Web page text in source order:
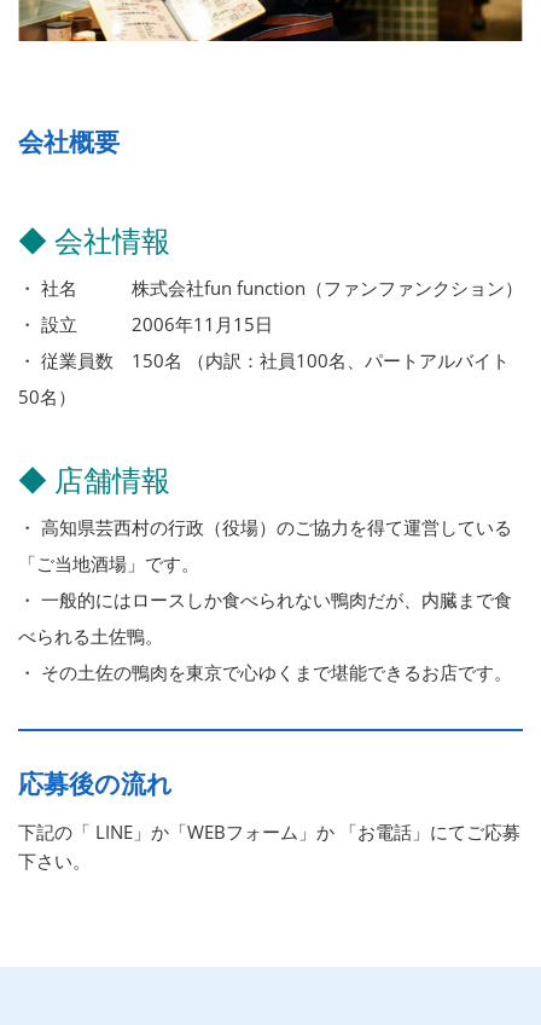
会社概要
◆ 会社情報
・ 社名 株式会社fun function（ファンファンクション）
・ 設立 2006年11月15日
・ 従業員数 150名 （内訳：社員100名、パートアルバイト
50名）
◆ 店舗情報
・ 高知県芸西村の行政（役場）のご協力を得て運営している
「ご当地酒場」です。
・ 一般的にはロースしか食べられない鴨肉だが、内臓まで食
べられる土佐鴨。
・ その土佐の鴨肉を東京で心ゆくまで堪能できるお店です。
応募後の流れ
下記の「 LINE」か「WEBフォーム」か 「お電話」にてご応募
下さい。